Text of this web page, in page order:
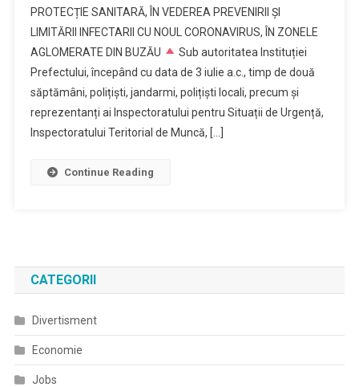
PROTECȚIE SANITARĂ, ÎN VEDEREA PREVENIRII ȘI
LIMITĂRII INFECTARII CU NOUL CORONAVIRUS, ÎN ZONELE
AGLOMERATE DIN BUZĂU
Sub autoritatea Instituției
Prefectului, începând cu data de 3 iulie a.c., timp de două
săptămâni, polițiști, jandarmi, polițiști locali, precum și
reprezentanți ai Inspectoratului pentru Situații de Urgență,
Inspectoratului Teritorial de Muncă, […]
Continue Reading
CATEGORII
Divertisment
Economie
Jobs